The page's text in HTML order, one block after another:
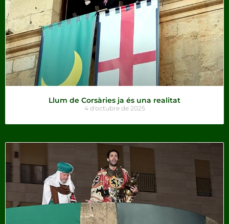
Llum de Corsàries ja és una realitat
4 d'octubre de 2025